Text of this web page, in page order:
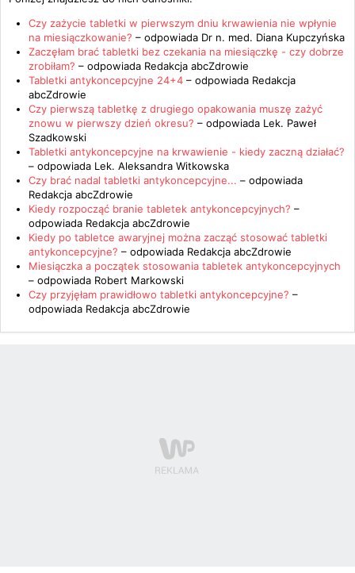
Czy zażycie tabletki w pierwszym dniu krwawienia nie wpłynie
na miesiączkowanie? – odpowiada Dr n. med. Diana Kupczyńska
Zaczęłam brać tabletki bez czekania na miesiączkę - czy dobrze
zrobiłam? – odpowiada Redakcja abcZdrowie
Tabletki antykoncepcyjne 24+4 – odpowiada Redakcja
abcZdrowie
Czy pierwszą tabletkę z drugiego opakowania muszę zażyć
znowu w pierwszy dzień okresu? – odpowiada Lek. Paweł
Szadkowski
Tabletki antykoncepcyjne na krwawienie - kiedy zaczną działać?
– odpowiada Lek. Aleksandra Witkowska
Czy brać nadal tabletki antykoncepcyjne... – odpowiada
Redakcja abcZdrowie
Kiedy rozpocząć branie tabletek antykoncepcyjnych? –
odpowiada Redakcja abcZdrowie
Kiedy po tabletce awaryjnej można zacząć stosować tabletki
antykoncepcyjne? – odpowiada Redakcja abcZdrowie
Miesiączka a początek stosowania tabletek antykoncepcyjnych
– odpowiada Robert Markowski
Czy przyjęłam prawidłowo tabletki antykoncepcyjne? –
odpowiada Redakcja abcZdrowie